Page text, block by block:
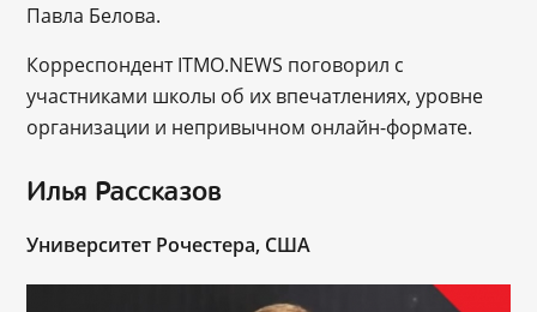
Павла Белова.
Корреспондент ITMO.NEWS поговорил с
участниками школы об их впечатлениях, уровне
организации и непривычном онлайн-формате.
Илья Рассказов
Университет Рочестера, США